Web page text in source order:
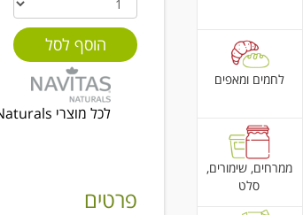
לחמים ומאפים
ממרחים, שימורים,
סלט
לכל מוצרי Navitas Naturals לחץ כאן
פרטים